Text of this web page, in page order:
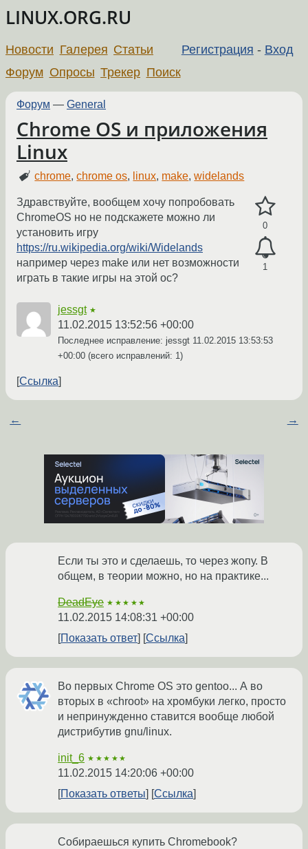
LINUX.ORG.RU
Регистрация - Вход
Новости Галерея Статьи
Форум Опросы Трекер Поиск
Форум — General
Chrome OS и приложения
Linux
chrome,chrome os, linux, make,widelands
0
1
Здравствуйте, вообщем хочу попробовать
ChromeOS но не подскажете можно ли
установить игру
https://ru.wikipedia.org/wiki/Widelands
например через make или нет возможности
играть в такие игры на этой ос?
jessgt ★
11.02.2015 13:52:56 +00:00
Последнее исправление: jessgt 11.02.2015 13:53:53
+00:00 (всего исправлений: 1)
Ссылка
← →
Если ты это и сделаешь, то через жопу. В
общем, в теории можно, но на практике...
DeadEye ★★★★★
11.02.2015 14:08:31 +00:00
Показать ответ
Ссылка
Во первых Chrome OS это gentoo... А во
вторых в «chroot» на хромбуки легко, просто
и непринужденно ставится вообще любой
дистрибутив gnu/linux.
init_6 ★★★★★
11.02.2015 14:20:06 +00:00
Показать ответы
Ссылка
Собираешься купить Chromebook?